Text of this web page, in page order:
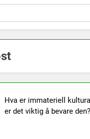
Hva er immateriell
er det viktig å bevare den?